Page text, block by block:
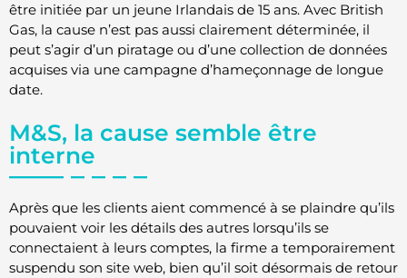
être initiée par un jeune Irlandais de 15 ans. Avec British
Gas, la cause n’est pas aussi clairement déterminée, il
peut s’agir d’un piratage ou d’une collection de données
acquises via une campagne d’hameçonnage de longue
date.
M&S, la cause semble être
interne
Après que les clients aient commencé à se plaindre qu’ils
pouvaient voir les détails des autres lorsqu’ils se
connectaient à leurs comptes, la firme a temporairement
suspendu son site web, bien qu’il soit désormais de retour